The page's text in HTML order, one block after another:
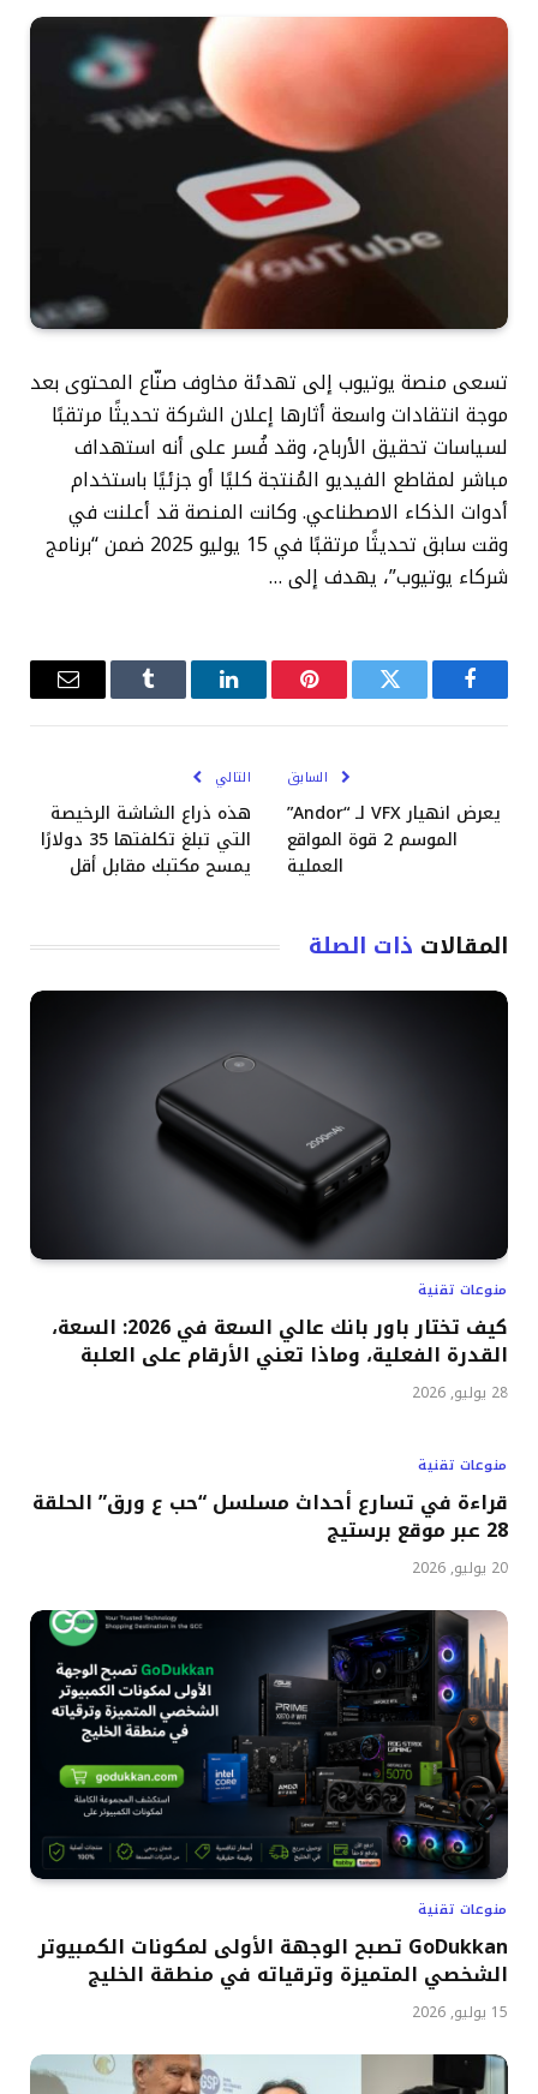
تسعى منصة يوتيوب إلى تهدئة مخاوف صنّاع المحتوى بعد
موجة انتقادات واسعة أثارها إعلان الشركة تحديثًا مرتقبًا
لسياسات تحقيق الأرباح، وقد فُسر على أنه استهداف
مباشر لمقاطع الفيديو المُنتجة كليًا أو جزئيًا باستخدام
أدوات الذكاء الاصطناعي. وكانت المنصة قد أعلنت في
وقت سابق تحديثًا مرتقبًا في 15 يوليو 2025 ضمن “برنامج
شركاء يوتيوب”، يهدف إلى …
فيسبوكتويتر بينتيريستلينكدإن Tumblrالبريد
السابق
يعرض انهيار VFX لـ “Andor”
الموسم 2 قوة المواقع
العملية
التالي
هذه ذراع الشاشة الرخيصة
التي تبلغ تكلفتها 35 دولارًا
يمسح مكتبك مقابل أقل
المقالات ذات الصلة
منوعات تقنية
كيف تختار باور بانك عالي السعة في 2026: السعة،
القدرة الفعلية، وماذا تعني الأرقام على العلبة
28 يوليو, 2026
منوعات تقنية
قراءة في تسارع أحداث مسلسل “حب ع ورق” الحلقة
28 عبر موقع برستيج
20 يوليو, 2026
منوعات تقنية
GoDukkan تصبح الوجهة الأولى لمكونات الكمبيوتر
الشخصي المتميزة وترقياته في منطقة الخليج
15 يوليو, 2026